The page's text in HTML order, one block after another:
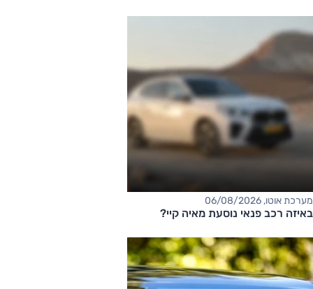
מערכת אוטו, 06/08/2026
באיזה רכב פנאי נוסעת מאיה קיי?